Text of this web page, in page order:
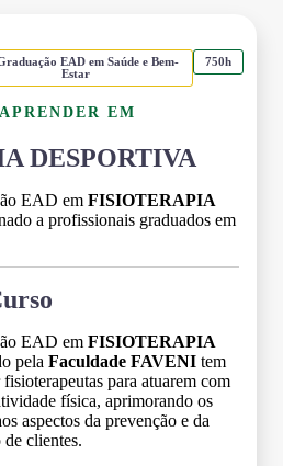
EAD em Saúde e Bem-
Estar
750h
EM
DESPORTIVA
EAD em FISIOTERAPIA
a profissionais graduados em
EAD em FISIOTERAPIA
pela Faculdade FAVENI tem
para atuarem com
física, aprimorando os
aspectos da prevenção e da
de clientes.